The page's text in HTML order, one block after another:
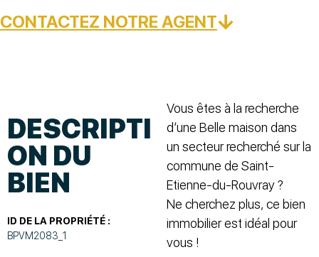
CONTACTEZ NOTRE AGENT
DESCRIPTI
ON DU
BIEN
ID DE LA PROPRIÉTÉ :
BPVM2083_1
Vous êtes à la recherche
d’une Belle maison dans
un secteur recherché sur la
commune de Saint-
Etienne-du-Rouvray ?
Ne cherchez plus, ce bien
immobilier est idéal pour
vous !